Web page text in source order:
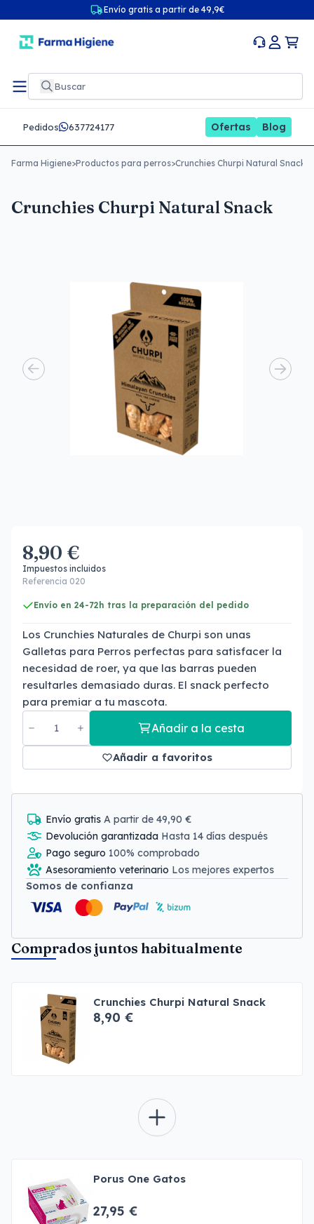
Envío gratis a partir de 49,9€
Pedidos 637724177 Ofertas Blog
Farma Higiene>Productos para perros>Crunchies Churpi Natural Snack
Crunchies Churpi Natural Snack
8,90 €
Impuestos incluidos
Referencia 020
Envío en 24-72h tras la preparación del pedido
Los Crunchies Naturales de Churpi son unas
Galletas para Perros perfectas para satisfacer la
necesidad de roer, ya que las barras pueden
resultarles demasiado duras. El snack perfecto
para premiar a tu mascota.
Añadir a la cesta
Añadir a favoritos
Envío gratis A partir de 49,90 €
Devolución garantizada Hasta 14 días después
Pago seguro 100% comprobado
Asesoramiento veterinario Los mejores expertos
Somos de confianza
Comprados juntos habitualmente
Crunchies Churpi Natural Snack
8,90 €
Porus One Gatos
27,95 €